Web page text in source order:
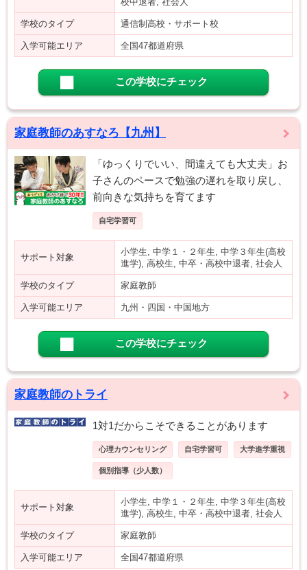
学校のタイプ 通信制高校・サポート校
入学可能エリア 全国47都道府県
この学校にチェック
家庭教師のあすなろ【九州】
「ゆっくりでいい、間違えても大丈夫」お
子さんのペースで勉強の遅れを取り戻し、
前向きな気持ちを育てます
自宅学習可
サポート対象
小学生, 中学１・２年生, 中学３年生(高校
進学), 高校生, 中卒・高校中退者, 社会人
学校のタイプ 家庭教師
入学可能エリア 九州・四国・中国地方
この学校にチェック
家庭教師のトライ
1対1だからこそできることがあります
心理カウンセリング 自宅学習可 大学進学重視
個別指導（少人数）
サポート対象
小学生, 中学１・２年生, 中学３年生(高校
進学), 高校生, 中卒・高校中退者, 社会人
学校のタイプ 家庭教師
入学可能エリア 全国47都道府県